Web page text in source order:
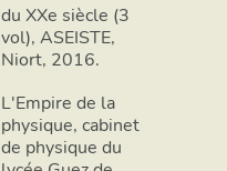
du XXe siècle (3
vol), ASEISTE,
Niort, 2016.
L'Empire de la
physique, cabinet
de physique du